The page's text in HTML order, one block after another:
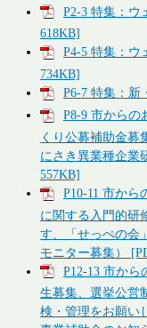
P2-3 特集：ウ
618KB]
P4-5 特集：ウ
734KB]
P6-7 特集：新
P8-9 市からの
くり公募補助金募
にさき異業種企業
557KB]
P10-11 市から
に関する入門的研
す、「せっぺの会
モニター募集）
P12-13 市か
生募集、選挙公営
検・管理をお願い